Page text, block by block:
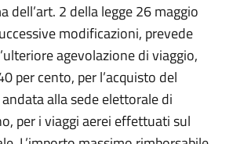
dell’art. 2 della legge 26 maggio
modificazioni, prevede
agevolazione di viaggio,
per cento, per l’acquisto del
alla sede elettorale di
per i viaggi aerei effettuati sul